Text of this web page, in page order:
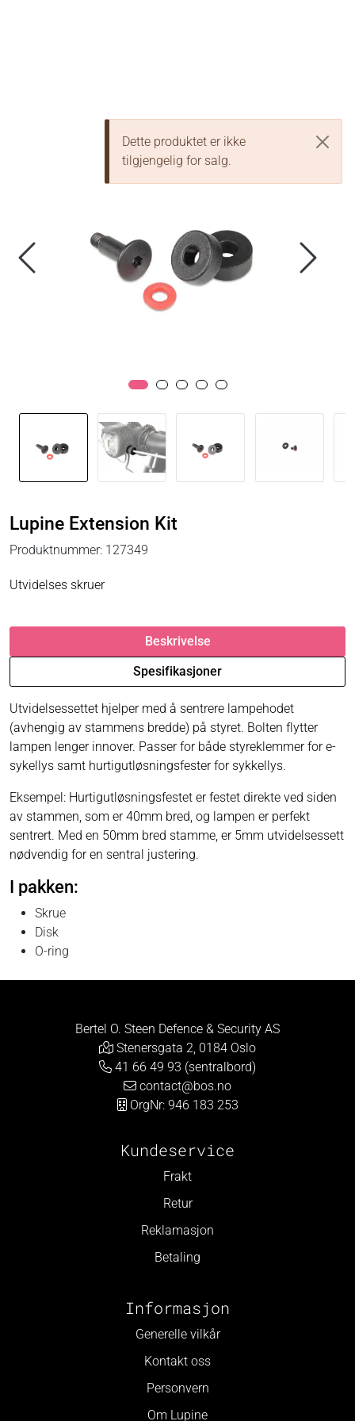
Dette produktet er ikke
tilgjengelig for salg.
Lupine Extension Kit
Produktnummer: 127349
Utvidelses skruer
Beskrivelse
Spesifikasjoner
Utvidelsessettet hjelper med å sentrere lampehodet
(avhengig av stammens bredde) på styret. Bolten flytter
lampen lenger innover. Passer for både styreklemmer for e-
sykellys samt hurtigutløsningsfester for sykkellys.
Eksempel: Hurtigutløsningsfestet er festet direkte ved siden
av stammen, som er 40mm bred, og lampen er perfekt
sentrert. Med en 50mm bred stamme, er 5mm utvidelsessett
nødvendig for en sentral justering.
I pakken:
Skrue
Disk
O-ring
Bertel O. Steen Defence & Security AS
Stenersgata 2, 0184 Oslo
41 66 49 93 (sentralbord)
contact@bos.no
OrgNr: 946 183 253
Kundeservice
Frakt
Retur
Reklamasjon
Betaling
Informasjon
Generelle vilkår
Kontakt oss
Personvern
Om Lupine
Tilbehør & Reservedeler